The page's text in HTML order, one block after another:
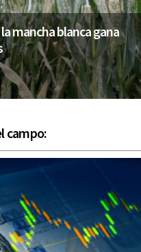
mancha blanca gana
campo: